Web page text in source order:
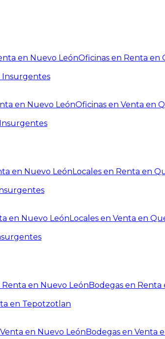
en Nuevo LeónOficinas en Renta en
Insurgentes
en Nuevo LeónOficinas en Venta en
en Nuevo LeónLocales en Renta en
en Nuevo LeónLocales en Venta en
Renta en Nuevo LeónBodegas en
en Tepotzotlan
en Nuevo LeónBodegas en Venta